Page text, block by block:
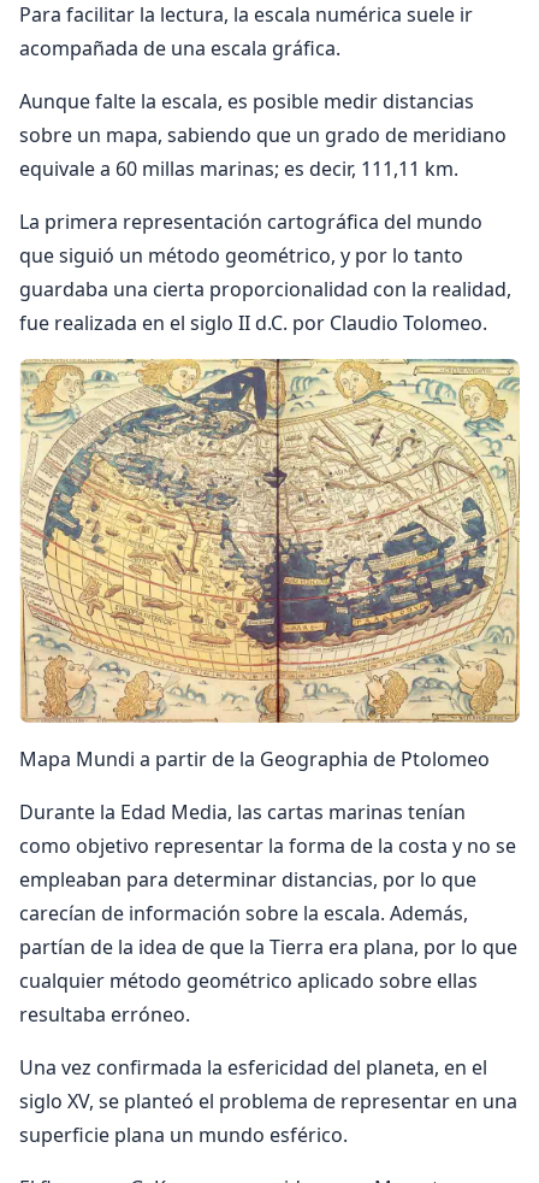
Para facilitar la lectura, la escala numérica suele ir
acompañada de una escala gráfica.
Aunque falte la escala, es posible medir distancias
sobre un mapa, sabiendo que un grado de meridiano
equivale a 60 millas marinas; es decir, 111,11 km.
La primera representación cartográfica del mundo
que siguió un método geométrico, y por lo tanto
guardaba una cierta proporcionalidad con la realidad,
fue realizada en el siglo II d.C. por Claudio Tolomeo.
Mapa Mundi a partir de la Geographia de Ptolomeo
Durante la Edad Media, las cartas marinas tenían
como objetivo representar la forma de la costa y no se
empleaban para determinar distancias, por lo que
carecían de información sobre la escala. Además,
partían de la idea de que la Tierra era plana, por lo que
cualquier método geométrico aplicado sobre ellas
resultaba erróneo.
Una vez confirmada la esfericidad del planeta, en el
siglo XV, se planteó el problema de representar en una
superficie plana un mundo esférico.